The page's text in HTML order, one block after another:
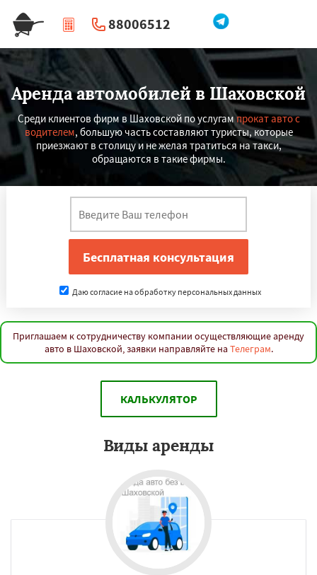
88006512
| Перезвоните мне
Аренда автомобилей в Шаховской
Среди клиентов фирм в Шаховской по услугампрокат авто с
водителем, большую часть составляют туристы, которые
приезжают в столицу и не желая тратиться на такси,
обращаются в такие фирмы.
Даю согласие на обработку персональных данных
Приглашаем к сотрудничеству компании осуществляющие аренду
авто в Шаховской, заявки направляйте на Телеграм.
КАЛЬКУЛЯТОР
Виды аренды